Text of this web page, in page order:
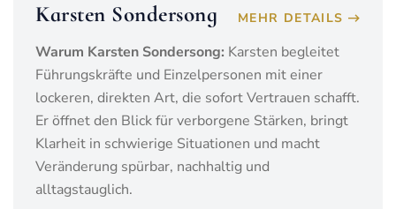
Karsten Sondersong MEHR DETAILS
Warum Karsten Sondersong: Karsten begleitet
Führungskräfte und Einzelpersonen mit einer
lockeren, direkten Art, die sofort Vertrauen schafft.
Er öffnet den Blick für verborgene Stärken, bringt
Klarheit in schwierige Situationen und macht
Veränderung spürbar, nachhaltig und
alltagstauglich.